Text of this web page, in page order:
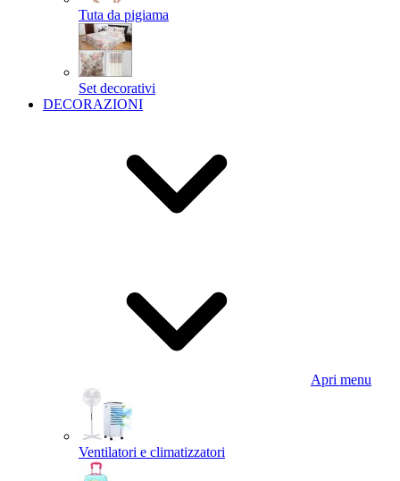
Tuta da pigiama
Set decorativi
DECORAZIONI
Apri menu
Ventilatori e climatizzatori